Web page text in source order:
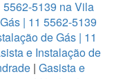
5562-5139 na Vila
| 11 5562-5139
de Gás | 11
e Instalação de
| Gasista e